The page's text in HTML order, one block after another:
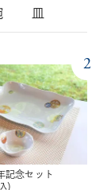
皿
2
記念セット
）